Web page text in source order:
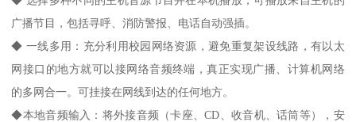
广播节目，包括寻呼、消防警报、电话自动强插。
◆ 一线多用：充分利用校园网络资源，避免重复架设线路，有以太
网接口的地方就可以接网络音频终端，真正实现广播、计算机网络
的多网合一。可挂接在网线到达的任何地方。
◆本地音频输入：将外接音频（卡座、CD、收音机、话筒等），安